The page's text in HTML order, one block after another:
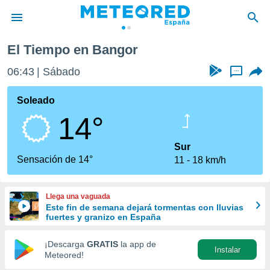
de
por
que se
calidad.
a este
las
y
forma
digital
basada
El Tiempo en Bangor
06:43 Sábado ...
Soleado
14°
Sensación de 14°
Sur
11
18 km/h
Llega una vaguada
Este fin de semana dejará tormentas con lluvias
fuertes y granizo en España
¡Descarga GRATIS la app de
Meteored!
Instalar